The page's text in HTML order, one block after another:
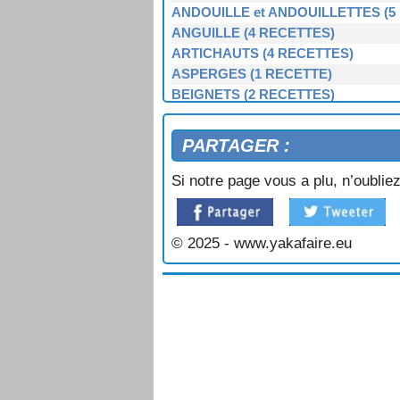
VIEILLE FARCIE AU FOUR
ANDOUILLE et ANDOUILLETTES (5
ANGUILLE (4 RECETTES)
ARTICHAUTS (4 RECETTES)
ASPERGES (1 RECETTE)
BEIGNETS (2 RECETTES)
BERNIQUE, PATELLE, BERNICLE
BIGORNEAUX (1 RECETTE)
BIGUENÉE (1 RECETTE)
BOEUF (3 RECETTES)
BOUDIN NOIR et BLANC (3
BOUILLIES (2 RECETTES)
BROCOLIS, CHOUX-VERTS (3
BULOTS, BUCCINS (2 RECETTES)
CAILLETTES (1 RECETTE)
PARTAGER :
Si notre page vous a plu,
© 2025 - www.yakafaire.eu